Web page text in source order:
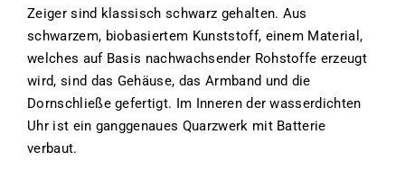
Zeiger sind klassisch schwarz gehalten. Aus
schwarzem, biobasiertem Kunststoff, einem Material,
welches auf Basis nachwachsender Rohstoffe erzeugt
wird, sind das Gehäuse, das Armband und die
Dornschließe gefertigt. Im Inneren der wasserdichten
Uhr ist ein ganggenaues Quarzwerk mit Batterie
verbaut.